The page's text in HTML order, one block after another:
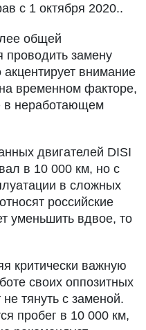
с 1 октября 2020..
общей
замену
внимание
временном факторе,
в неработающем
двигателей DISI
в 10 000 км, но с
в сложных
российские
уменьшить вдвое, то
критически важную
своих оппозитных
не тянуть с заменой.
пробег в 10 000 км,